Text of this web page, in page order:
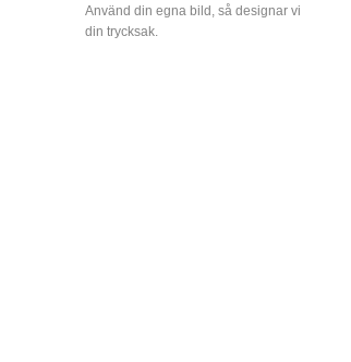
Använd din egna bild, så designar vi
din trycksak.